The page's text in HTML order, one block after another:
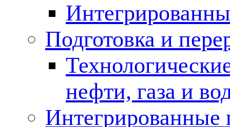
Подготовка и
нефти, газа и